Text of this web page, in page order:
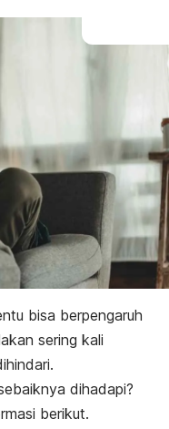
bisa berpengaruh
sering kali
dihadapi?
berikut.